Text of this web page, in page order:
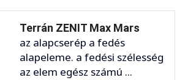
Terrán ZENIT Max Mars
az alapcserép a fedés
alapeleme. a fedési szélesség
az elem egész számú ...